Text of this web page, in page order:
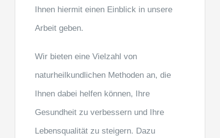
Ihnen hiermit einen Einblick in unsere
Arbeit geben.
Wir bieten eine Vielzahl von
naturheilkundlichen Methoden an, die
Ihnen dabei helfen können, Ihre
Gesundheit zu verbessern und Ihre
Lebensqualität zu steigern. Dazu